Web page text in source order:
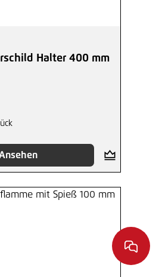
Halter 400 mm